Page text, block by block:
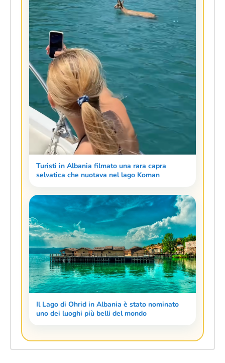
Turisti in Albania filmato una rara capra
selvatica che nuotava nel lago Koman
Il Lago di Ohrid in Albania è stato nominato
uno dei luoghi più belli del mondo